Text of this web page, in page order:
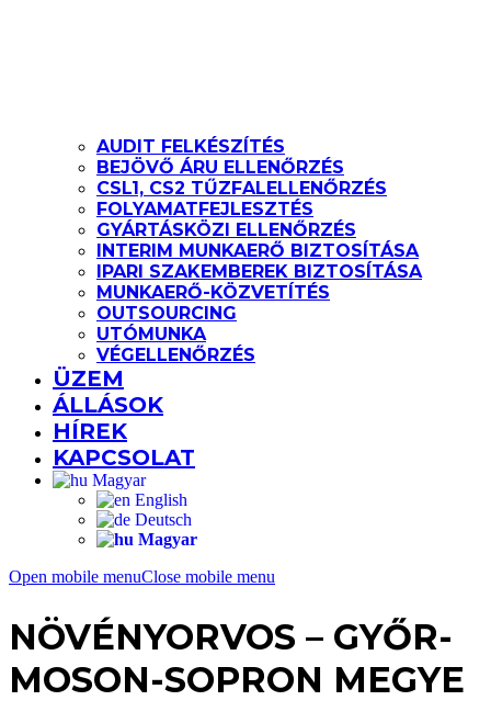
AUDIT FELKÉSZÍTÉS
BEJÖVŐ ÁRU ELLENŐRZÉS
CSL1, CS2 TŰZFALELLENŐRZÉS
FOLYAMATFEJLESZTÉS
GYÁRTÁSKÖZI ELLENŐRZÉS
INTERIM MUNKAERŐ BIZTOSÍTÁSA
IPARI SZAKEMBEREK BIZTOSÍTÁSA
MUNKAERŐ-KÖZVETÍTÉS
OUTSOURCING
UTÓMUNKA
VÉGELLENŐRZÉS
ÜZEM
ÁLLÁSOK
HÍREK
KAPCSOLAT
Magyar
English
Deutsch
Magyar
Open mobile menuClose mobile menu
NÖVÉNYORVOS – GYŐR-
MOSON-SOPRON MEGYE